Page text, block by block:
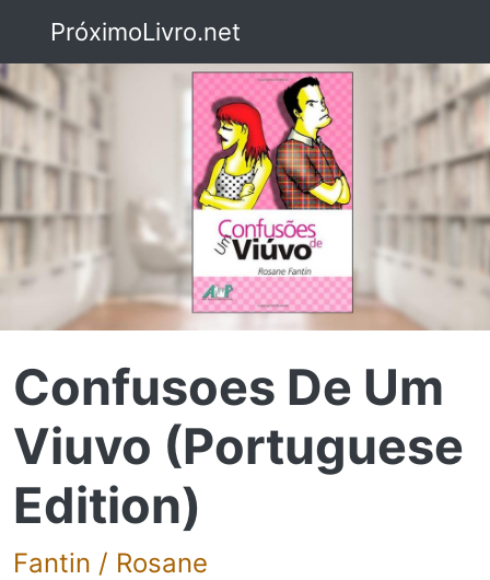
PróximoLivro.net
Confusoes De Um
Viuvo (Portuguese
Edition)
Fantin / Rosane